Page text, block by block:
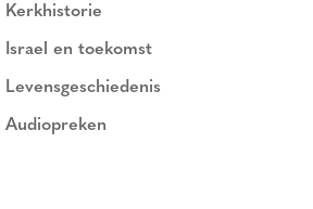
Kerkhistorie
Israel en toekomst
Levensgeschiedenis
Audiopreken